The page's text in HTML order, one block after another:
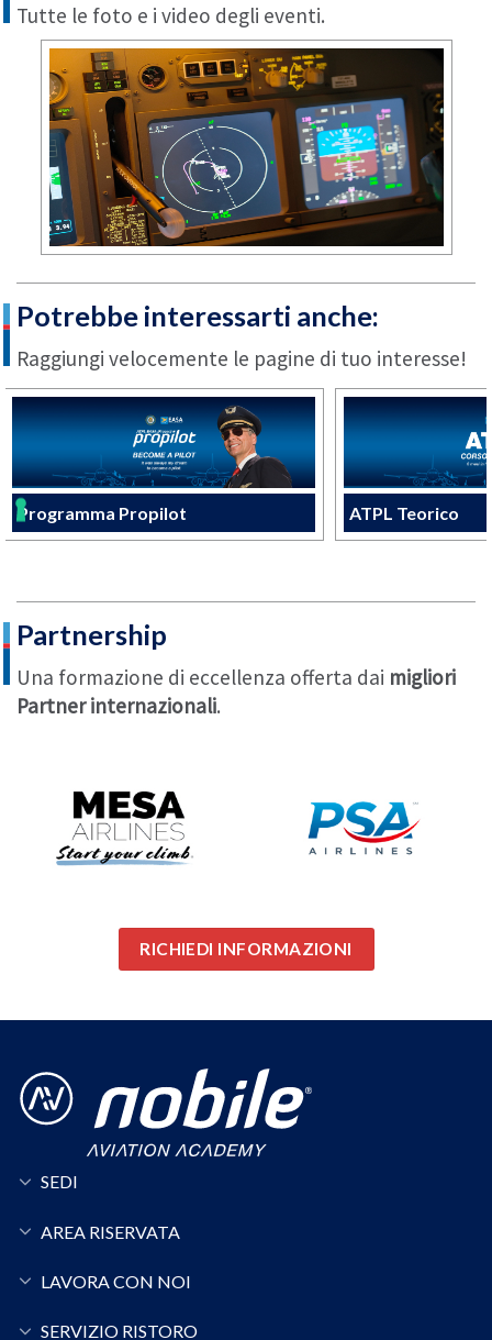
Tutte le foto e i video degli eventi.
Potrebbe interessarti anche:
Raggiungi velocemente le pagine di tuo interesse!
Programma Propilot ATPL Teorico
Partnership
Una formazione di eccellenza offerta dai migliori
Partner internazionali.
RICHIEDI INFORMAZIONI
SEDI
AREA RISERVATA
LAVORA CON NOI
SERVIZIO RISTORO